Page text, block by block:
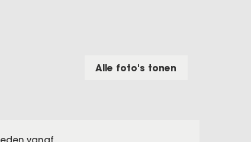
Alle foto's tonen